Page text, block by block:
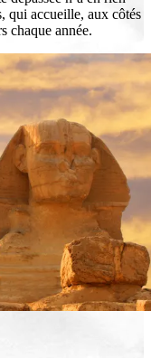
qui accueille, aux côtés
chaque année.